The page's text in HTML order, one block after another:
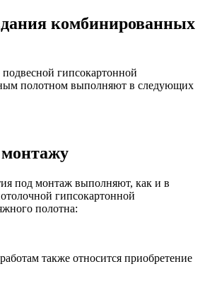
комбинированных
гипсокартонной
полотном выполняют в следующих
под монтаж выполняют, как и в
гипсокартонной
полотна:
также относится приобретение